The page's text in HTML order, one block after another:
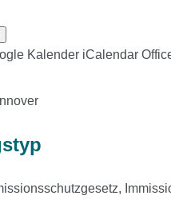
Kalender iCalendar
,